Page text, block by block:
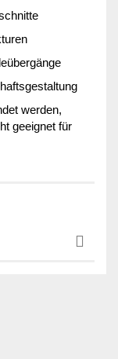
werden,
geeignet für